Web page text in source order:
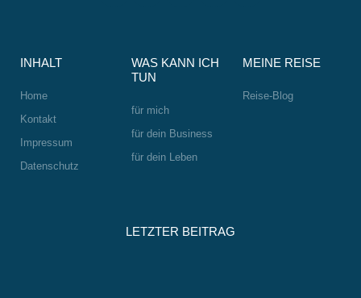
s
a
p
a
m
b
e
w
INHALT
Home
Kontakt
Impressum
Datenschutz
WAS KANN ICH
TUN
für mich
für dein Business
für dein Leben
MEINE REISE
Reise-Blog
LETZTER BEITRAG